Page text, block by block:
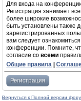
Для входа на
Регистрация занимает
более широкие
быть установлены также
зарегистрированных
вам следует
конференции. Помните,
согласие со всеми
Общие правила
Регистрация
Вернуться к Полной версии